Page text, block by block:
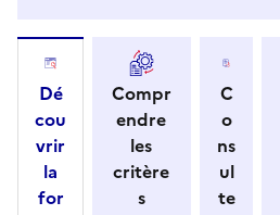
Dé
cou
vrir
la
for
Compr
endre
les
critère
s
C
o
ns
ul
te